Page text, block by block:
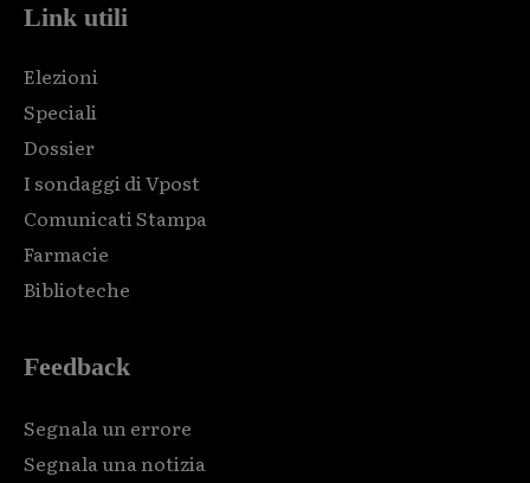
Link utili
Elezioni
Speciali
Dossier
I sondaggi di Vpost
Comunicati Stampa
Farmacie
Biblioteche
Feedback
Segnala un errore
Segnala una notizia